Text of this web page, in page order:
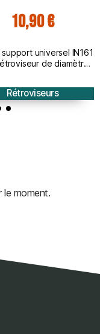
10,90 €
support universel IN161
de diamètre
moto
Rétroviseurs
le moment.